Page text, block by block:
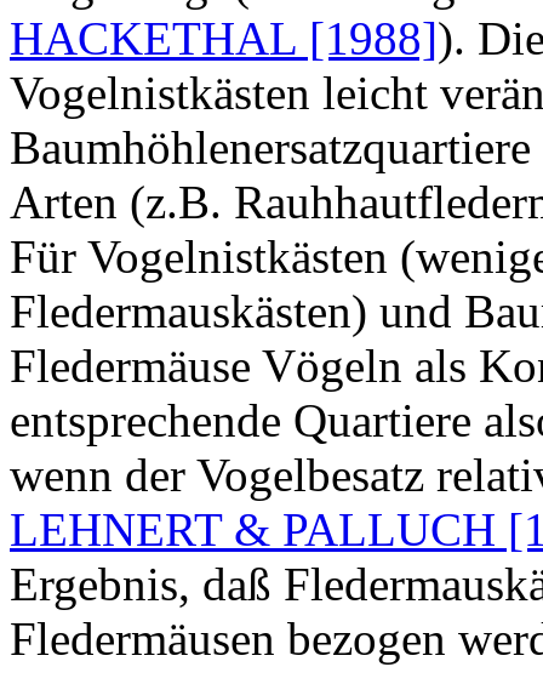
HACKETHAL [1988]).
Vogelnistkästen leicht
Arten (z.B.
Für Vogelnistkästen
Fledermauskästen) und
Fledermäuse Vögeln als
entsprechende Quartiere
wenn der Vogelbesatz
LEHNERT & PALLUCH
Ergebnis, daß
Fledermäusen bezogen